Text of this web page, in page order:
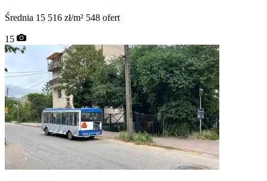
Średnia 15 516 zł/m² 548 ofert
15